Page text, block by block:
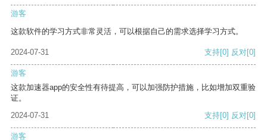
游客
这款软件的学习方式非常灵活，可以根据自己的需求选择学习方式。
2024-07-31 支持[0] 反对[0]
游客
这款加速器app的安全性有待提高，可以加强防护措施，比如增加双重验
证。
2024-07-31
支持[0] 反对[0]
游客